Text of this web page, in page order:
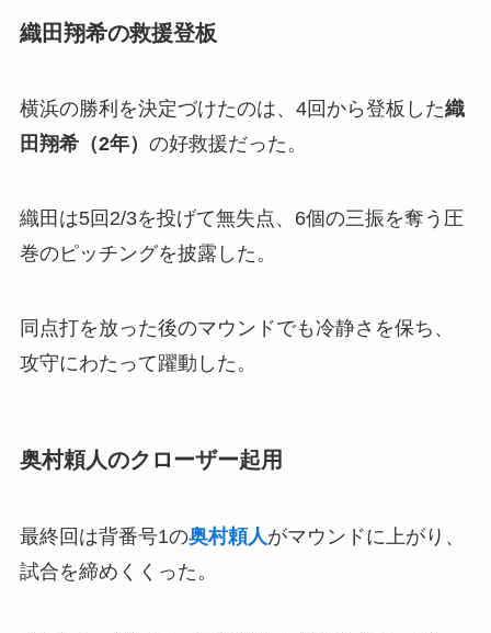
織田翔希の救援登板
横浜の勝利を決定づけたのは、4回から登板した織
田翔希（2年） の好救援だった。
織田は5回2/3を投げて無失点、6個の三振を奪う圧
巻のピッチングを披露した。
同点打を放った後のマウンドでも冷静さを保ち、
攻守にわたって躍動した。
奥村頼人のクローザー起用
最終回は背番号1の奥村頼人がマウンドに上がり、
試合を締めくくった。